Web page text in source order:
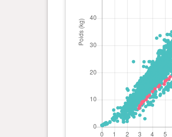
0 an(s), 6 mois et 17 jour(s)
0 an(s), 6 mois et 10 jour(s)
0 an(s), 5 mois et 27 jour(s)
0 an(s), 5 mois et 21 jour(s)
0 an(s), 5 mois et 12 jour(s)